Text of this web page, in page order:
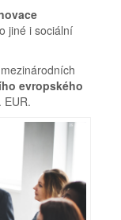
jiné i sociální
evropského
EUR.